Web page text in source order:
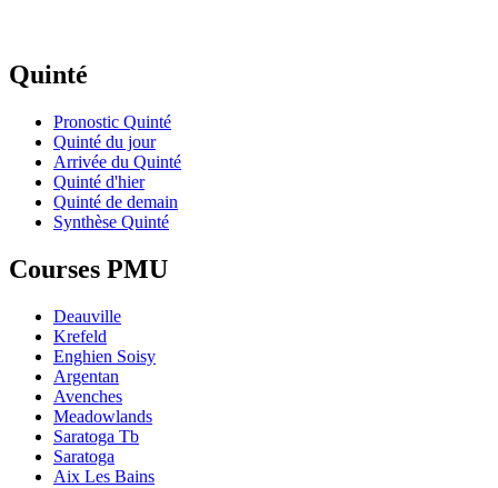
Quinté
Pronostic Quinté
Quinté du jour
Arrivée du Quinté
Quinté d'hier
Quinté de demain
Synthèse Quinté
Courses PMU
Deauville
Krefeld
Enghien Soisy
Argentan
Avenches
Meadowlands
Saratoga Tb
Saratoga
Aix Les Bains